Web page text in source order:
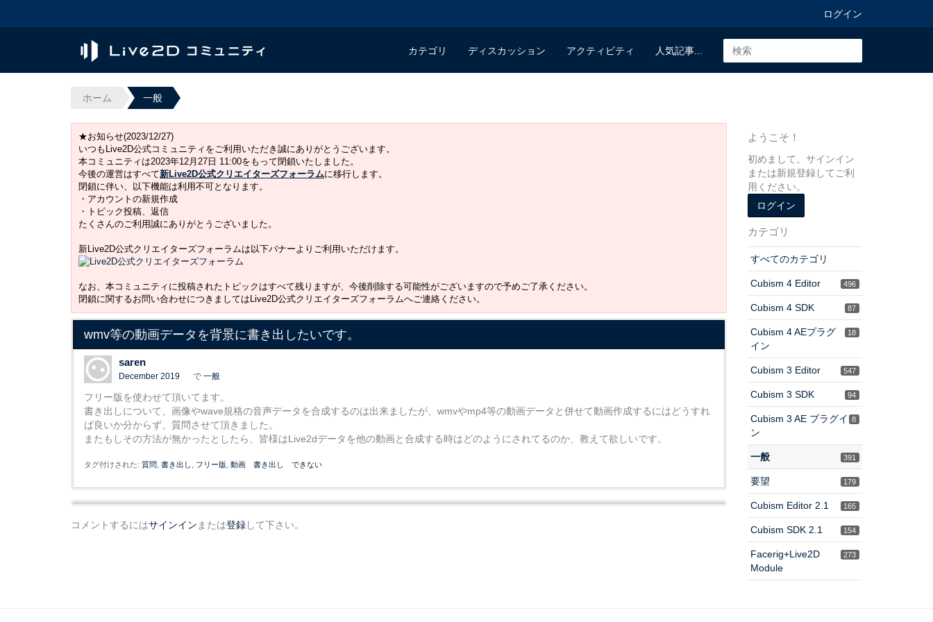
ログイン
カテゴリ ディスカッション アクティビティ 人気記事...
ホーム 一般
★お知らせ(2023/12/27)
いつもLive2D公式コミュニティをご利用いただき誠にありがとうございます。
本コミュニティは2023年12月27日 11:00をもって閉鎖いたしました。
今後の運営はすべて新Live2D公式クリエイターズフォーラムに移行します。
閉鎖に伴い、以下機能は利用不可となります。
・アカウントの新規作成
・トピック投稿、返信
たくさんのご利用誠にありがとうございました。
新Live2D公式クリエイターズフォーラムは以下バナーよりご利用いただけます。
なお、本コミュニティに投稿されたトピックはすべて残りますが、今後削除する可能性がございますので予めご了承ください。
閉鎖に関するお問い合わせにつきましてはLive2D公式クリエイターズフォーラムへご連絡ください。
wmv等の動画データを背景に書き出したいです。
saren
December 2019 で 一般
フリー版を使わせて頂いてます。
書き出しについて、画像やwave規格の音声データを合成するのは出来ましたが、wmvやmp4等の動画データと併せて動画作成するにはどうすれ
ば良いか分からず、質問させて頂きました。
またもしその方法が無かったとしたら、皆様はLive2dデータを他の動画と合成する時はどのようにされてるのか、教えて欲しいです。
タグ付けされた: 質問 書き出し フリー版 動画 書き出し できない
コメントするにはサインイン または登録して下さい。
ようこそ！
初めまして。サインイン
または新規登録してご利
用ください。
ログイン
カテゴリ
すべてのカテゴリ
496
Cubism 4 Editor
87
Cubism 4 SDK
18
Cubism 4 AEプラグ
イン
547
Cubism 3 Editor
94
Cubism 3 SDK
8
Cubism 3 AE プラグイ
ン
391
一般
179
要望
165
Cubism Editor 2.1
154
Cubism SDK 2.1
273
Facerig+Live2D
Module